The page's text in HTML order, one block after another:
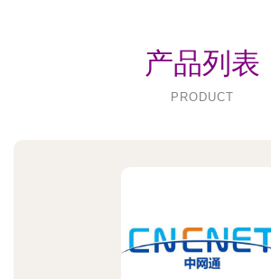
产品列表
PRODUCT